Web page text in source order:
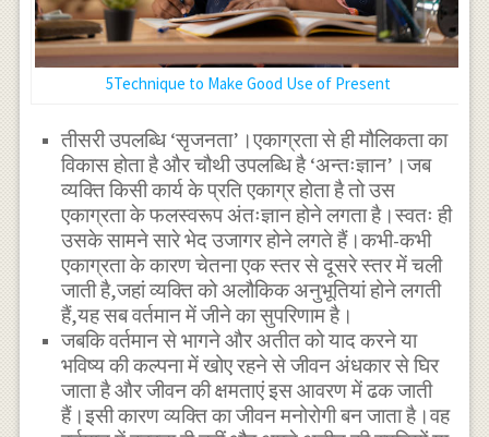
5Technique to Make Good Use of Present
तीसरी उपलब्धि ‘सृजनता’।एकाग्रता से ही मौलिकता का
विकास होता है और चौथी उपलब्धि है ‘अन्तःज्ञान’।जब
व्यक्ति किसी कार्य के प्रति एकाग्र होता है तो उस
एकाग्रता के फलस्वरूप अंतःज्ञान होने लगता है।स्वतः ही
उसके सामने सारे भेद उजागर होने लगते हैं।कभी-कभी
एकाग्रता के कारण चेतना एक स्तर से दूसरे स्तर में चली
जाती है,जहां व्यक्ति को अलौकिक अनुभूतियां होने लगती
हैं,यह सब वर्तमान में जीने का सुपरिणाम है।
जबकि वर्तमान से भागने और अतीत को याद करने या
भविष्य की कल्पना में खोए रहने से जीवन अंधकार से घिर
जाता है और जीवन की क्षमताएं इस आवरण में ढक जाती
हैं।इसी कारण व्यक्ति का जीवन मनोरोगी बन जाता है।वह